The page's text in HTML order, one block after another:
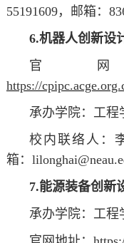
55191609，邮箱：
6.机器人创新设
官
https://
承办学院：工程
校内联络人：
箱：
7.能源装备创新
承办学院：工程